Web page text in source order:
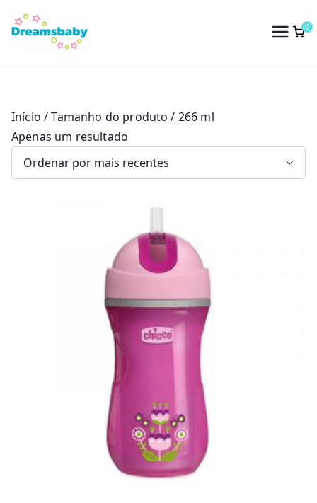
para
conteúdo
Dreams Baby
0
Início / Tamanho do produto / 266 ml
Apenas um resultado